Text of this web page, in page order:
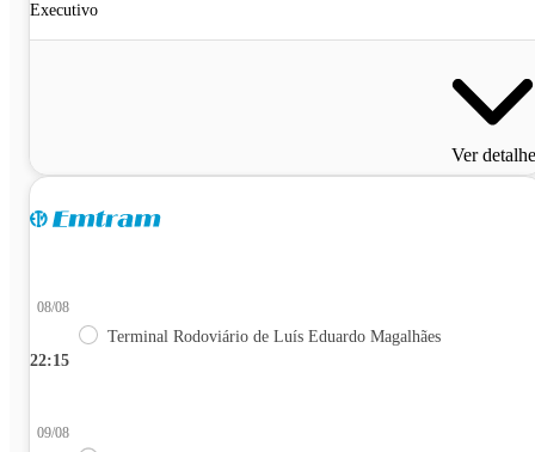
Executivo
Ver
22:15
08/08
Terminal Rodoviário de Luís Eduardo Magalhães
09/08